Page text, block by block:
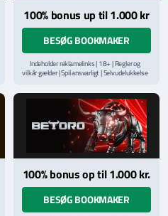
100% bonus up til 1.000 kr
BESØG BOOKMAKER
Indeholder reklamelinks | 18+ | Regler og
vilkår gælder | Spil ansvarligt | Selvudelukkelse
hjælpelinje påStopSpillet.dk
Læs vilkår og betingelserher
100% bonus op til 1.000 kr.
BESØG BOOKMAKER